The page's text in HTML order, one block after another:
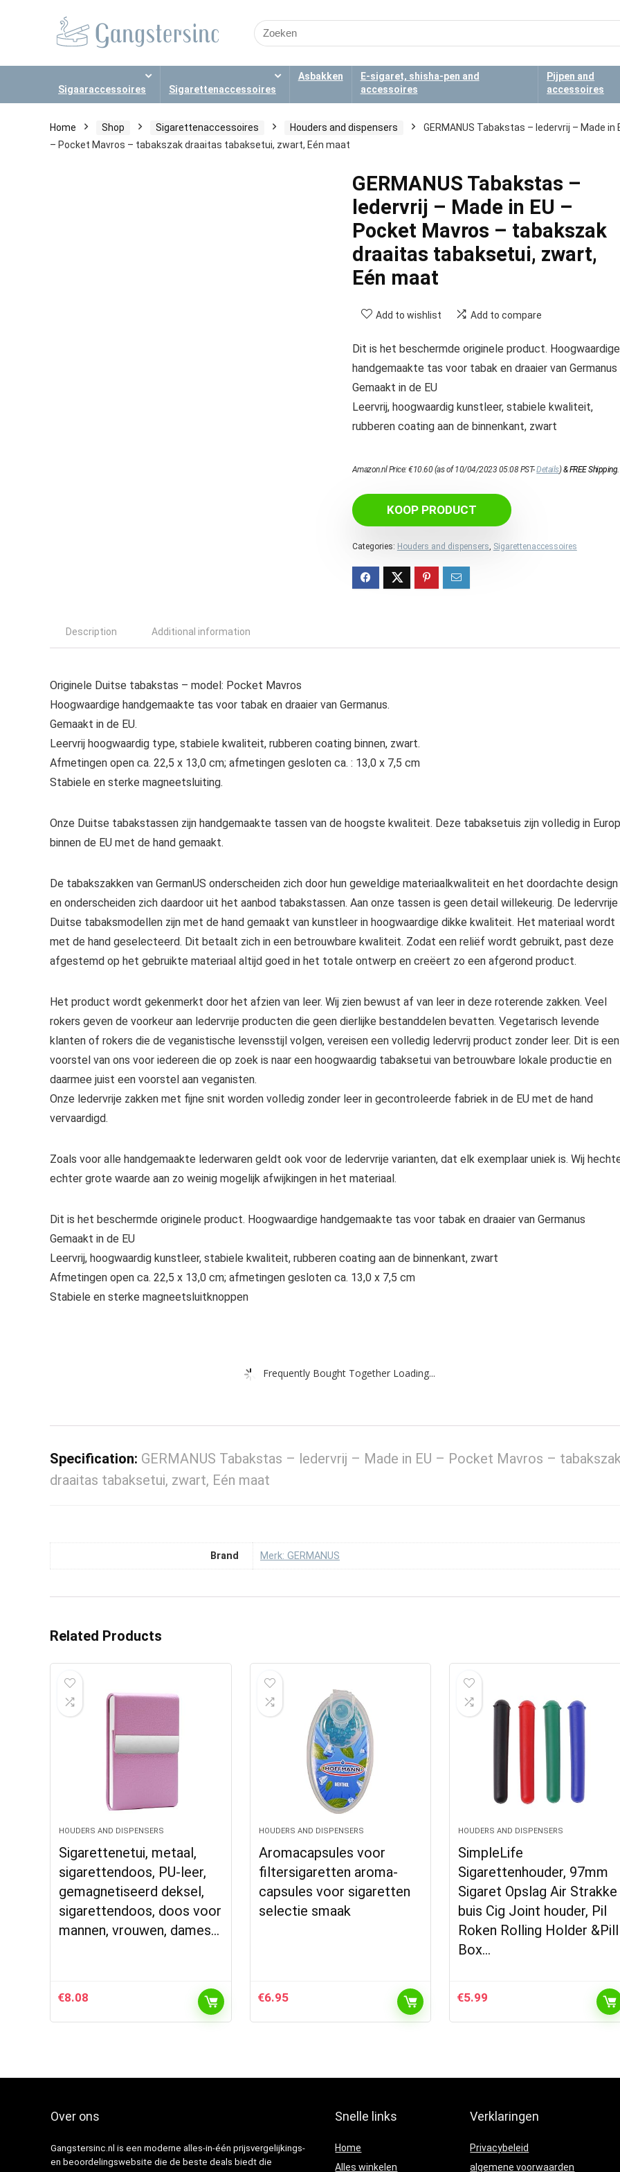
Search
for:
Sigaaraccessoires Sigarettenaccessoires
Asbakken
E-sigaret, shisha-pen and
accessoires
Pijpen and
accessoires
Home Shop Sigarettenaccessoires Houders and dispensers
GERMANUS Tabakstas – ledervrij – Made in
– Pocket Mavros – tabakszak draaitas tabaksetui, zwart, Eén maat
GERMANUS Tabakstas –
ledervrij – Made in EU –
Pocket Mavros – tabakszak
draaitas tabaksetui, zwart,
Eén maat
Add to wishlist Add to compare
Dit is het beschermde originele product. Hoogwaardige
handgemaakte tas voor tabak en draaier van Germanus
Gemaakt in de EU
Leervrij, hoogwaardig kunstleer, stabiele kwaliteit,
rubberen coating aan de binnenkant, zwart
Amazon.nl Price:€10.60(as of 10/04/2023 05:08 PST-Details)&FREE Shipping.
KOOP PRODUCT
Categories: Houders and dispensers, Sigarettenaccessoires
Description Additional information
Originele Duitse tabakstas – model: Pocket Mavros
Hoogwaardige handgemaakte tas voor tabak en draaier van Germanus.
Gemaakt in de EU.
Leervrij hoogwaardig type, stabiele kwaliteit, rubberen coating binnen, zwart.
Afmetingen open ca. 22,5 x 13,0 cm; afmetingen gesloten ca. : 13,0 x 7,5 cm
Stabiele en sterke magneetsluiting.
Onze Duitse tabakstassen zijn handgemaakte tassen van de hoogste kwaliteit. Deze tabaksetuis zijn volledig in
binnen de EU met de hand gemaakt.
De tabakszakken van GermanUS onderscheiden zich door hun geweldige materiaalkwaliteit en het doordachte design
en onderscheiden zich daardoor uit het aanbod tabakstassen. Aan onze tassen is geen detail willekeurig. De ledervrije
Duitse tabaksmodellen zijn met de hand gemaakt van kunstleer in hoogwaardige dikke kwaliteit. Het materiaal wordt
met de hand geselecteerd. Dit betaalt zich in een betrouwbare kwaliteit. Zodat een reliëf wordt gebruikt, past deze
afgestemd op het gebruikte materiaal altijd goed in het totale ontwerp en creëert zo een afgerond product.
Het product wordt gekenmerkt door het afzien van leer. Wij zien bewust af van leer in deze roterende zakken. Veel
rokers geven de voorkeur aan ledervrije producten die geen dierlijke bestanddelen bevatten. Vegetarisch levende
klanten of rokers die de veganistische levensstijl volgen, vereisen een volledig ledervrij product zonder leer. Dit is een
voorstel van ons voor iedereen die op zoek is naar een hoogwaardig tabaksetui van betrouwbare lokale productie en
daarmee juist een voorstel aan veganisten.
Onze ledervrije zakken met fijne snit worden volledig zonder leer in gecontroleerde fabriek in de EU met de hand
vervaardigd.
Zoals voor alle handgemaakte lederwaren geldt ook voor de ledervrije varianten, dat elk exemplaar uniek is. Wij
echter grote waarde aan zo weinig mogelijk afwijkingen in het materiaal.
Dit is het beschermde originele product. Hoogwaardige handgemaakte tas voor tabak en draaier van Germanus
Gemaakt in de EU
Leervrij, hoogwaardig kunstleer, stabiele kwaliteit, rubberen coating aan de binnenkant, zwart
Afmetingen open ca. 22,5 x 13,0 cm; afmetingen gesloten ca. 13,0 x 7,5 cm
Stabiele en sterke magneetsluitknoppen
Frequently Bought Together Loading...
Specification: GERMANUS Tabakstas – ledervrij – Made in EU – Pocket Mavros –
draaitas tabaksetui, zwart, Eén maat
Brand Merk: GERMANUS
Related Products
HOUDERS AND DISPENSERS
Sigarettenetui, metaal,
sigarettendoos, PU-leer,
gemagnetiseerd deksel,
sigarettendoos, doos voor
mannen, vrouwen, dames…
€8.08
HOUDERS AND DISPENSERS
Aromacapsules voor
filtersigaretten aroma-
capsules voor sigaretten
selectie smaak
€6.95
HOUDERS AND DISPENSERS
SimpleLife
Sigarettenhouder, 97mm
Sigaret Opslag Air Strakke
buis Cig Joint houder, Pil
Roken Rolling Holder &Pill
Box…
€5.99
Over ons
Gangstersinc.nl is een moderne alles-in-één prijsvergelijkings-
en beoordelingswebsite die de beste deals biedt die
Snelle links
Home
Alles winkelen
Verklaringen
Privacybeleid
algemene voorwaarden